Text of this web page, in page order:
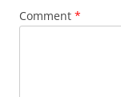
Comment *